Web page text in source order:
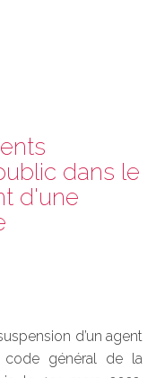
dans le
d'une
d’un agent
code général de la